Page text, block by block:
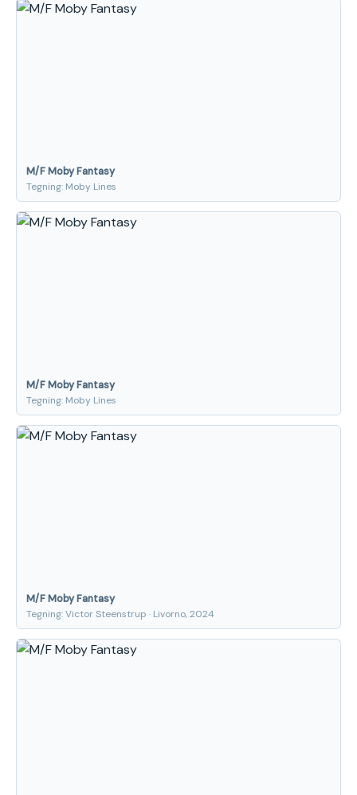
M/F Moby Fantasy
Tegning: Moby Lines
M/F Moby Fantasy
Tegning: Moby Lines
M/F Moby Fantasy
Tegning: Victor Steenstrup · Livorno, 2024